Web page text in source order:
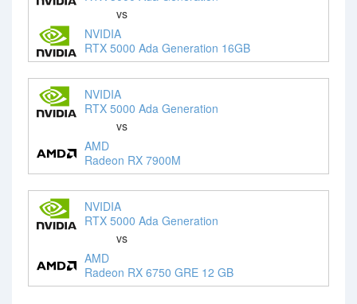
vs
NVIDIA
RTX 5000 Ada Generation 16GB
NVIDIA
RTX 5000 Ada Generation
vs
AMD
Radeon RX 7900M
NVIDIA
RTX 5000 Ada Generation
vs
AMD
Radeon RX 6750 GRE 12 GB